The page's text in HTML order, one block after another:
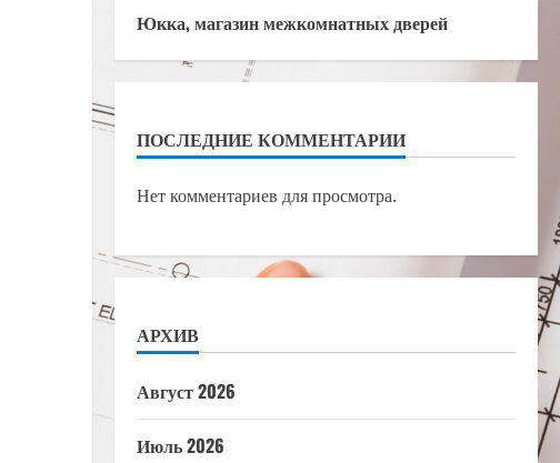
Юкка, магазин межкомнатных дверей
ПОСЛЕДНИЕ КОММЕНТАРИИ
Нет комментариев для просмотра.
АРХИВ
Август 2026
Июль 2026